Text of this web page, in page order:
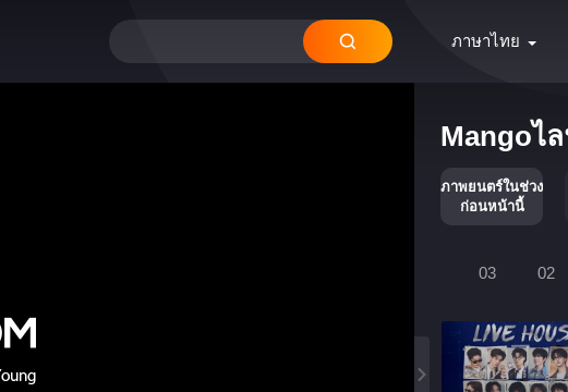
ภาษาไทย
Mangoไ
ภาพยนตร์ในช่วง
ก่อนหน้านี้
03 02